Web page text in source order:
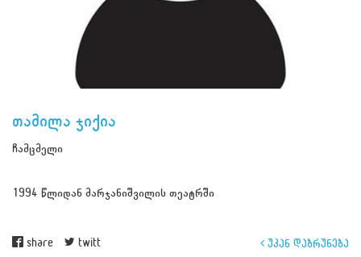
თამილა ჯიქია
ჩამცმელი
1994 წლიდან მარჯანიშვილის თეატრში
share twitt უკან დაბრუნება